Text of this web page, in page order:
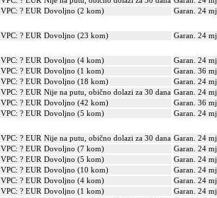
VPC: ? EUR Dovoljno (2 kom)
Garan. 24 mj.
VPC: ? EUR Dovoljno (23 kom)
Garan. 24 mj.
VPC: ? EUR Dovoljno (4 kom)
Garan. 24 mj.
VPC: ? EUR Dovoljno (1 kom)
Garan. 36 mj.
VPC: ? EUR Dovoljno (18 kom) Garan. 24 mj.
VPC: ? EUR Nije na putu, obično dolazi za 30 dana Garan. 24 mj.
VPC: ? EUR Dovoljno (42 kom)
Garan. 36 mj.
VPC: ? EUR Dovoljno (5 kom)
Garan. 24 mj.
VPC: ? EUR Nije na putu, obično dolazi za 30 dana Garan. 24 mj.
VPC: ? EUR Dovoljno (7 kom)
Garan. 24 mj.
VPC: ? EUR Dovoljno (5 kom)
Garan. 24 mj.
VPC: ? EUR Dovoljno (10 kom)
Garan. 24 mj.
VPC: ? EUR Dovoljno (4 kom)
Garan. 24 mj.
VPC: ? EUR Dovoljno (1 kom)
Garan. 24 mj.